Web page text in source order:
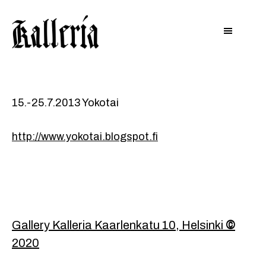
pääsisältöön
alatunnisteeseen
15.-25.7.2013 Yokotai
http://www.yokotai.blogspot.fi
Footer
Gallery Kalleria Kaarlenkatu 10, Helsinki ©
2020